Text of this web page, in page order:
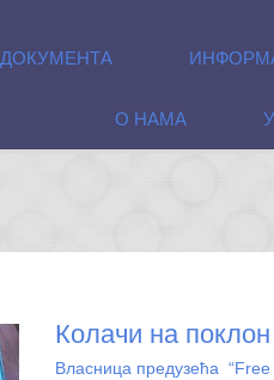
ДОКУМЕНТА
О НАМА
Колачи на поклон
Власница предузећа